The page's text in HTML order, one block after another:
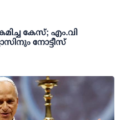
കേസ്; എം.വി
നോട്ടീസ്